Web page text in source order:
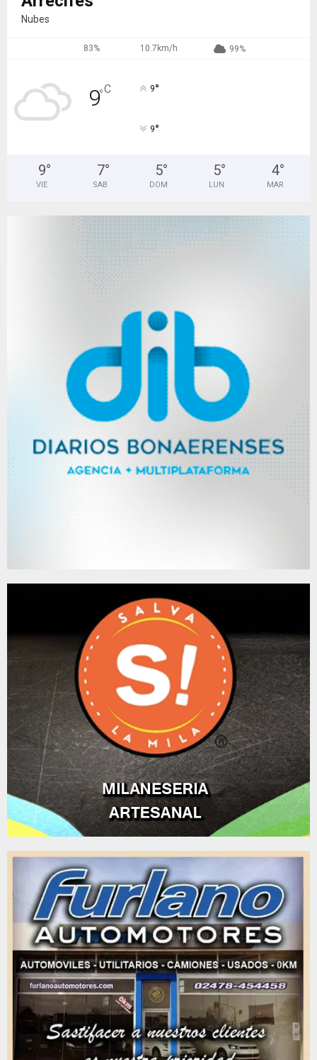
Nubes
83% 10.7km/h 99%
9°C 9°
9°
9°
VIE
7°
SAB
5°
DOM
5°
LUN
4°
MAR